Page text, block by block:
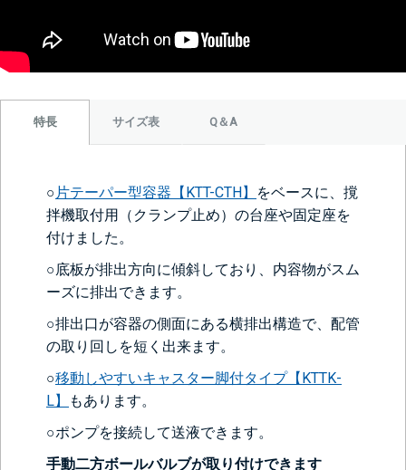
特長 サイズ表 Q＆A
○ 片テーパー型容器【KTT-CTH】
をベースに、撹
拌機取付用（クランプ止め）の台座や固定座を
付けました。
○底板が排出方向に傾斜しており、内容物がスム
ーズに排出できます。
○排出口が容器の側面にある横排出構造で、配管
の取り回しを短く出来ます。
○移動しやすいキャスター脚付タイプ【KTTK-
L】
もあります。
○ポンプを接続して送液できます。
手動二方ボールバルブが取り付けできます